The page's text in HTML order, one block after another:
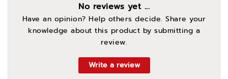
No reviews yet ...
Have an opinion? Help others decide. Share your
knowledge about this product by submitting a
review.
Write a review